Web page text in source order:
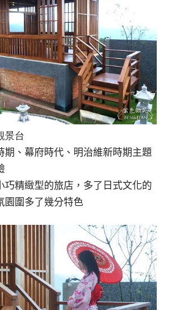
景台
期、幕府時代、明治維新時期主題
巧精緻型的旅店，多了日式文化的
園圍多了幾分特色